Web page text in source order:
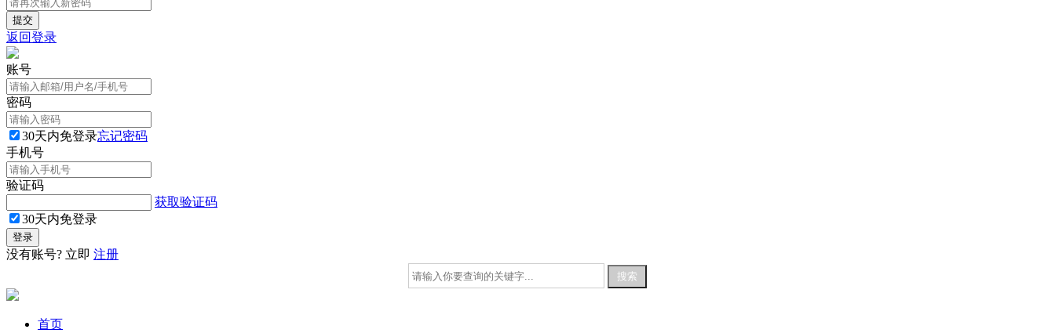
返回登录
账号
密码
30天内免登录忘记密码
手机号
验证码
获取验证码
30天内免登录
没有账号? 立即 注册
首页